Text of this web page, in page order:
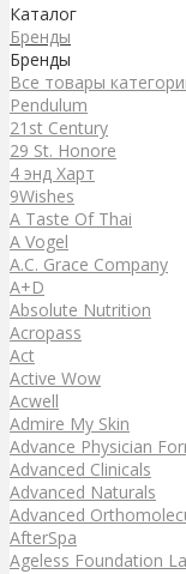
Каталог
Бренды
Бренды
Все товары
Pendulum
21st Century
29 St. Honore
4 энд Харт
9Wishes
A Taste Of Thai
A Vogel
A.C. Grace Company
A+D
Absolute Nutrition
Acropass
Act
Active Wow
Acwell
Admire My Skin
Advance Physician
Advanced Clinicals
Advanced Naturals
Advanced
AfterSpa
Ageless Foundation